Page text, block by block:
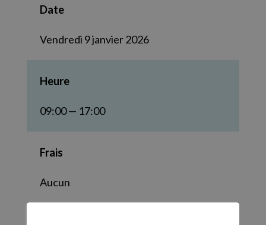
Date
Vendredi 9 janvier 2026
Heure
09:00 — 17:00
Frais
Aucun